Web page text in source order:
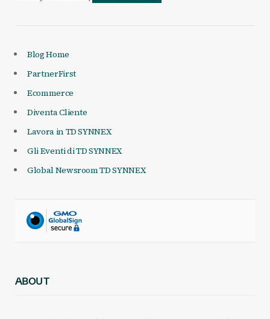
Blog Home
PartnerFirst
Ecommerce
Diventa Cliente
Lavora in TD SYNNEX
Gli Eventi di TD SYNNEX
Global Newsroom TD SYNNEX
ABOUT